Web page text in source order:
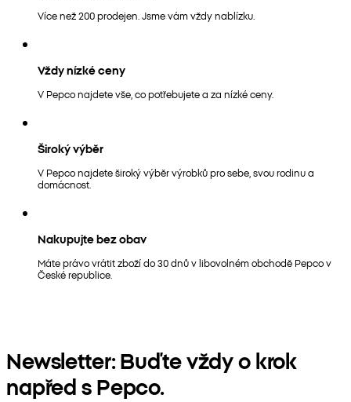
Více než 200 prodejen. Jsme vám vždy nablízku.
Vždy nízké ceny
V Pepco najdete vše, co potřebujete a za nízké ceny.
Široký výběr
V Pepco najdete široký výběr výrobků pro sebe, svou rodinu a
domácnost.
Nakupujte bez obav
Máte právo vrátit zboží do 30 dnů v libovolném obchodě Pepco v
České republice.
Newsletter: Buďte vždy o krok
napřed s Pepco.